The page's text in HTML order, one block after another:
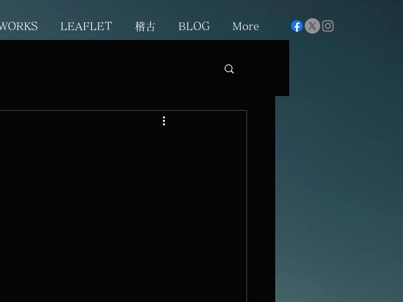
LEAFLET 稽古 BLOG More